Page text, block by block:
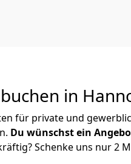
in
für private und
Du wünschst ein
Schenke uns nur 2